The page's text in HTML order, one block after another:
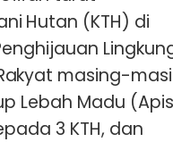
Hutan (KTH) di
masing-
Lebah Madu (Apis
3 KTH, dan